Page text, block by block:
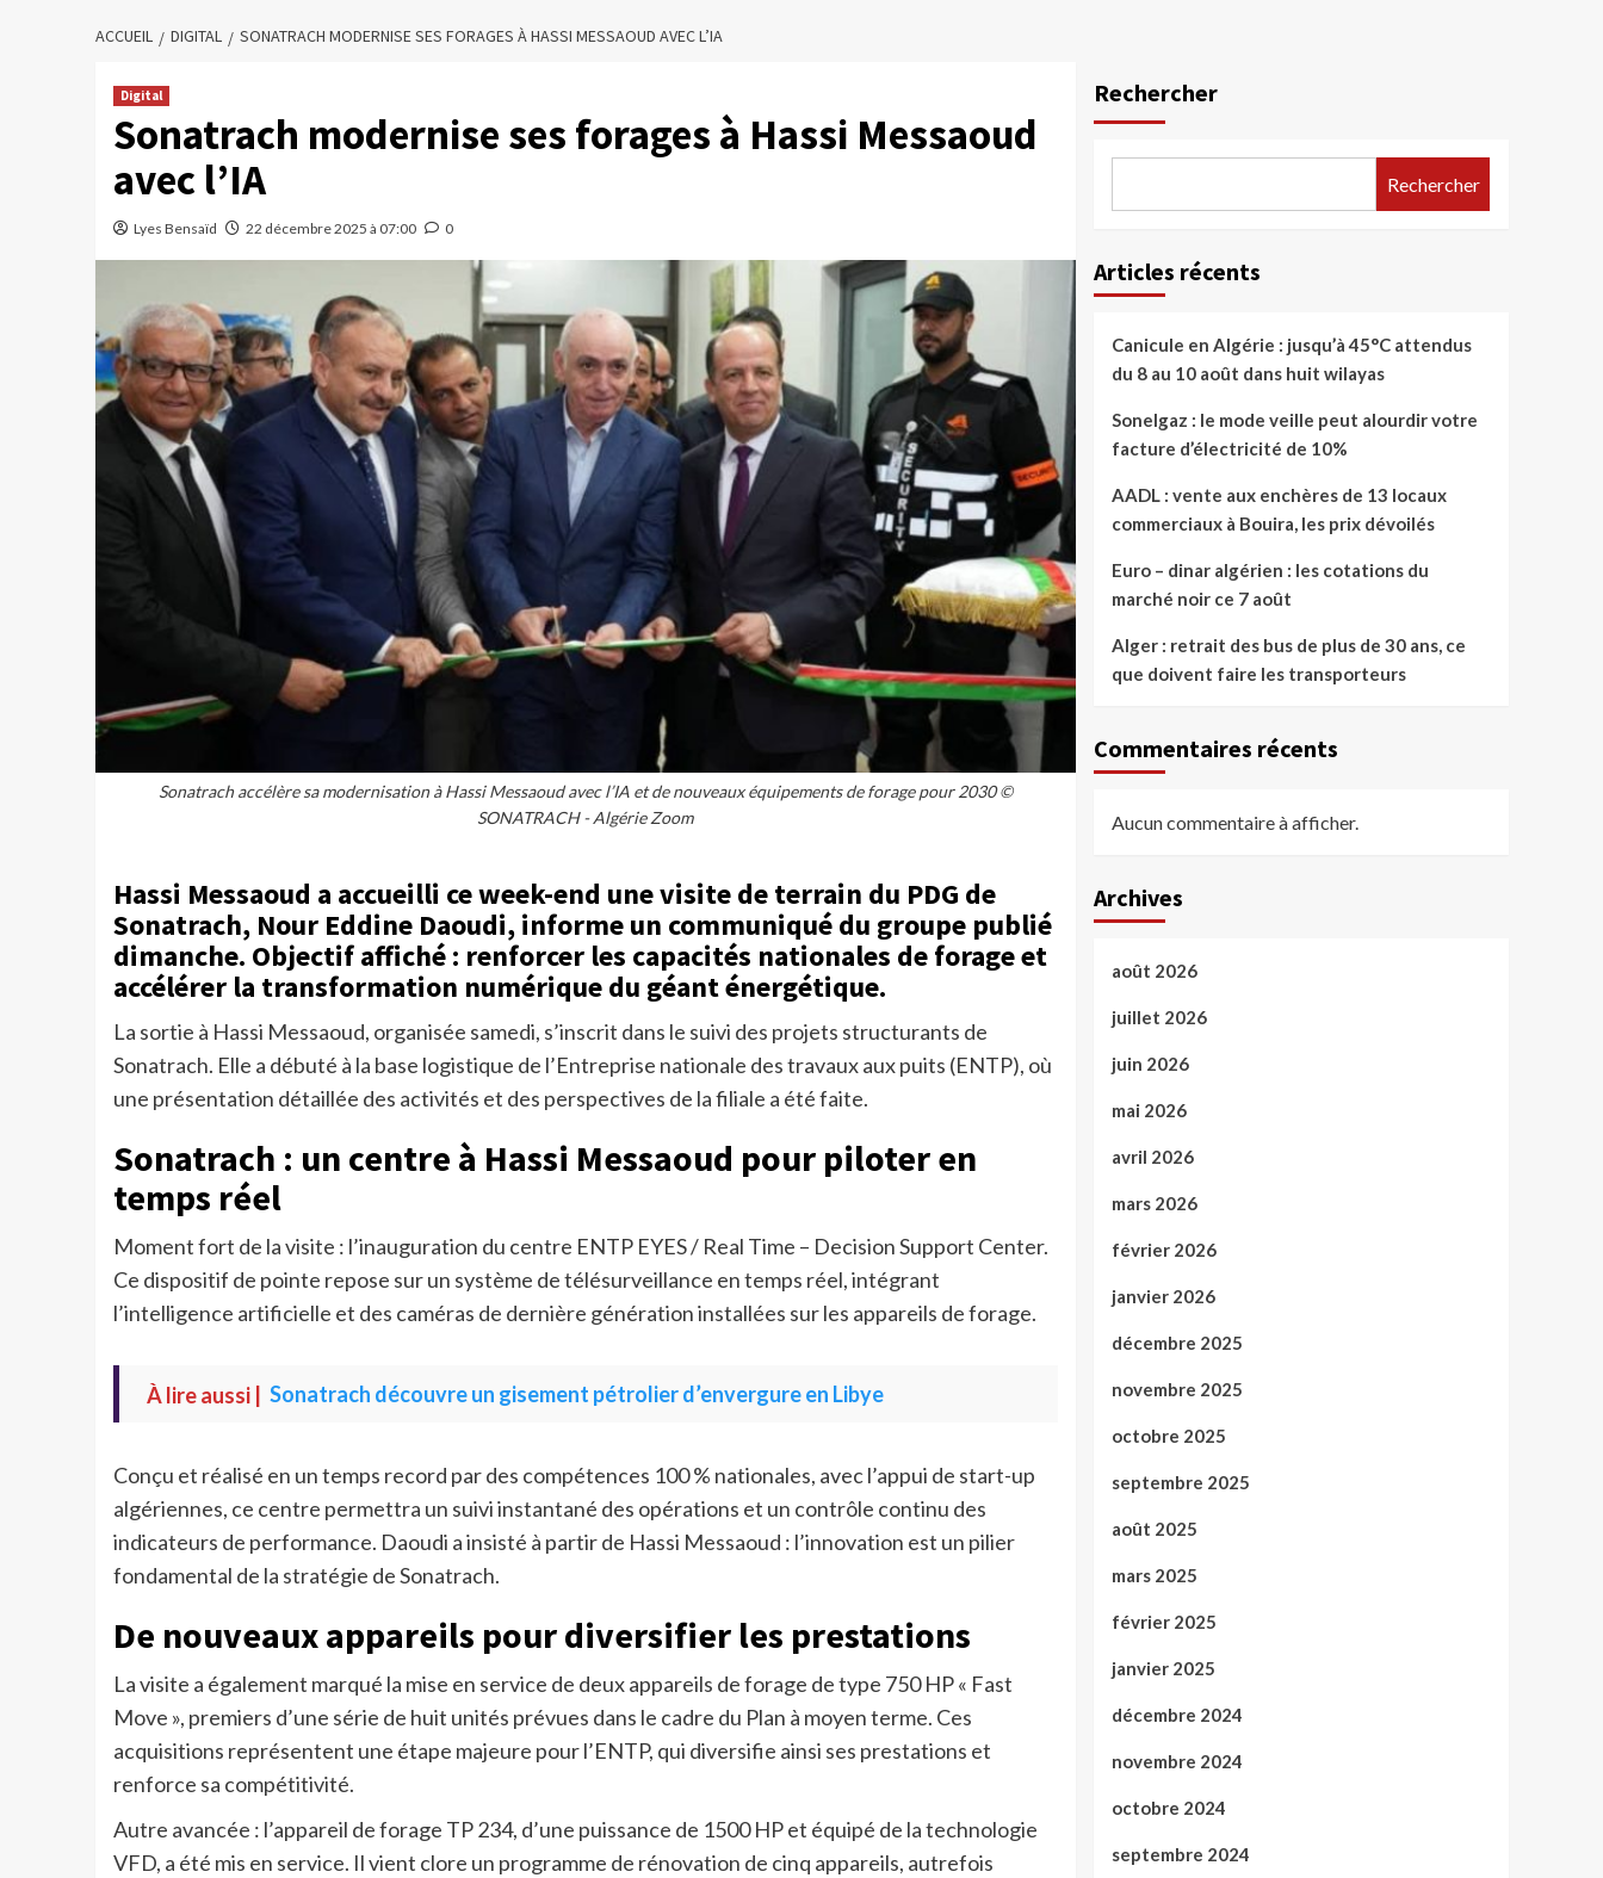
ACCUEIL DIGITAL SONATRACH MODERNISE SES FORAGES À HASSI MESSAOUD AVEC L’IA
Digital
Sonatrach modernise ses forages à Hassi Messaoud
avec l’IA
Lyes Bensaïd 22 décembre 2025 à 07:00 0
Sonatrach accélère sa modernisation à Hassi Messaoud avec l’IA et de nouveaux équipements de forage pour 2030 ©
SONATRACH - Algérie Zoom
Hassi Messaoud a accueilli ce week-end une visite de terrain du PDG de
Sonatrach, Nour Eddine Daoudi, informe un communiqué du groupe publié
dimanche. Objectif affiché : renforcer les capacités nationales de forage et
accélérer la transformation numérique du géant énergétique.
La sortie à Hassi Messaoud, organisée samedi, s’inscrit dans le suivi des projets structurants de
Sonatrach. Elle a débuté à la base logistique de l’Entreprise nationale des travaux aux puits (ENTP), où
une présentation détaillée des activités et des perspectives de la filiale a été faite.
Sonatrach : un centre à Hassi Messaoud pour piloter en
temps réel
Moment fort de la visite : l’inauguration du centre ENTP EYES / Real Time – Decision Support Center.
Ce dispositif de pointe repose sur un système de télésurveillance en temps réel, intégrant
l’intelligence artificielle et des caméras de dernière génération installées sur les appareils de forage.
À lire aussi | Sonatrach découvre un gisement pétrolier d’envergure en Libye
Conçu et réalisé en un temps record par des compétences 100 % nationales, avec l’appui de start-up
algériennes, ce centre permettra un suivi instantané des opérations et un contrôle continu des
indicateurs de performance. Daoudi a insisté à partir de Hassi Messaoud : l’innovation est un pilier
fondamental de la stratégie de Sonatrach.
De nouveaux appareils pour diversifier les prestations
La visite a également marqué la mise en service de deux appareils de forage de type 750 HP « Fast
Move », premiers d’une série de huit unités prévues dans le cadre du Plan à moyen terme. Ces
acquisitions représentent une étape majeure pour l’ENTP, qui diversifie ainsi ses prestations et
renforce sa compétitivité.
Autre avancée : l’appareil de forage TP 234, d’une puissance de 1500 HP et équipé de la technologie
VFD, a été mis en service. Il vient clore un programme de rénovation de cinq appareils, autrefois
Rechercher
Rechercher
Articles récents
Canicule en Algérie : jusqu’à 45°C attendus
du 8 au 10 août dans huit wilayas
Sonelgaz : le mode veille peut alourdir votre
facture d’électricité de 10%
AADL : vente aux enchères de 13 locaux
commerciaux à Bouira, les prix dévoilés
Euro – dinar algérien : les cotations du
marché noir ce 7 août
Alger : retrait des bus de plus de 30 ans, ce
que doivent faire les transporteurs
Commentaires récents
Aucun commentaire à afficher.
Archives
août 2026
juillet 2026
juin 2026
mai 2026
avril 2026
mars 2026
février 2026
janvier 2026
décembre 2025
novembre 2025
octobre 2025
septembre 2025
août 2025
mars 2025
février 2025
janvier 2025
décembre 2024
novembre 2024
octobre 2024
septembre 2024